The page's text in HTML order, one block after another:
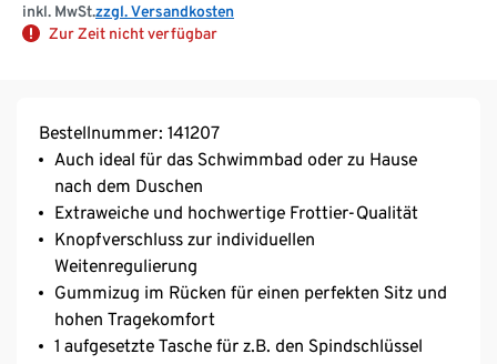
inkl. MwSt.zzgl. Versandkosten
Zur Zeit nicht verfügbar
Bestellnummer: 141207
Auch ideal für das Schwimmbad oder zu Hause
nach dem Duschen
Extraweiche und hochwertige Frottier-Qualität
Knopfverschluss zur individuellen
Weitenregulierung
Gummizug im Rücken für einen perfekten Sitz und
hohen Tragekomfort
1 aufgesetzte Tasche für z.B. den Spindschlüssel